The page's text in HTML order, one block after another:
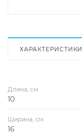
ХАРАКТЕРИСТИКИ
Длина, см
10
Ширина, см
16